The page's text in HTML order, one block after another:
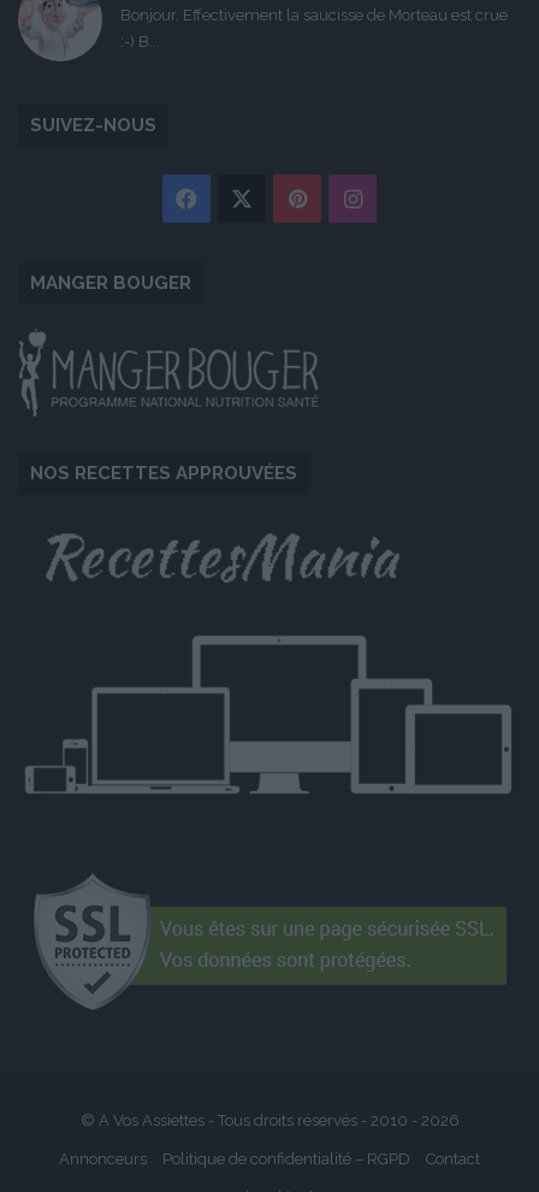
Bonjour, Effectivement la saucisse de Morteau est crue
:-) B...
SUIVEZ-NOUS
Facebook PinterestInstagram
MANGER BOUGER
NOS RECETTES APPROUVÉES
© A Vos Assiettes - Tous droits réservés - 2010 - 2026
Annonceurs Politique de confidentialité – RGPD Contact